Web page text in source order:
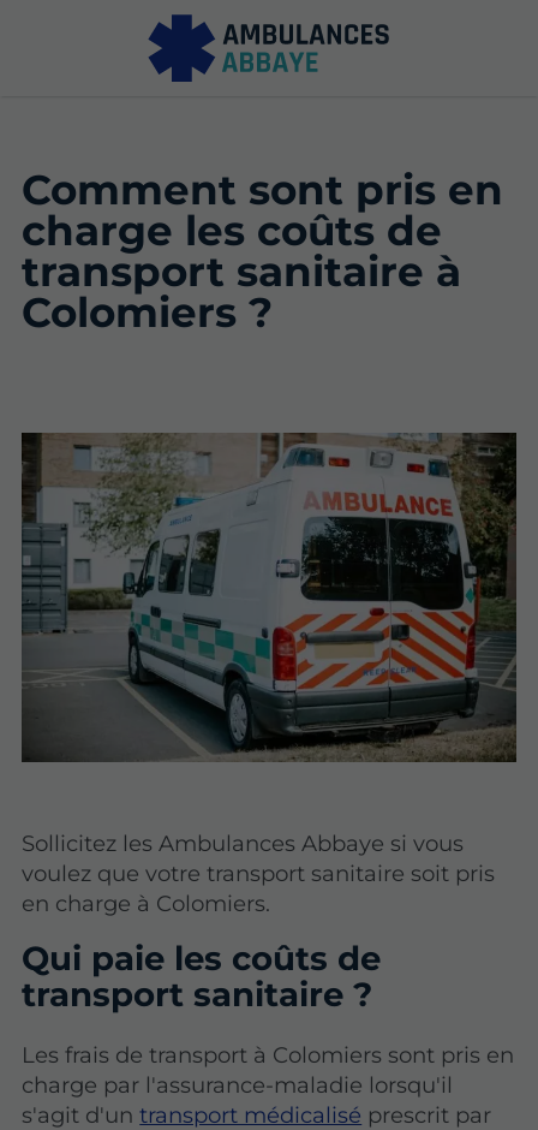
Comment sont pris en
charge les coûts de
transport sanitaire à
Colomiers ?
Sollicitez les Ambulances Abbaye si vous
voulez que votre transport sanitaire soit pris
en charge à Colomiers.
Qui paie les coûts de
transport sanitaire ?
Les frais de transport à Colomiers sont pris en
charge par l'assurance-maladie lorsqu'il
s'agit d'untransport médicalisé prescrit par